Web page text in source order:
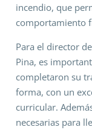
incendio, que
comportamiento
Para el director
Pina, es
completaron su
forma, con un
curricular.
necesarias para